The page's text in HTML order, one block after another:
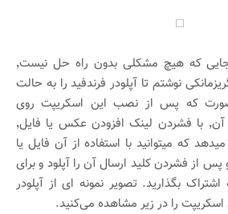
که هیچ مشکلی بدون راه حل نیست٬
نوشتم تا آپلودر فرندفید را به حالت
صورت که پس از نصب این اسکریپت روی
گریزمانکی و فعال کردن آن٬ با فشردن لینک افزودن عکس یا فایل٬
که میتوانید با استفاده از آن فایل یا
پس از فشردن کلید ارسال آن را آپلود و برای
اشتراک بگذارید. تصویر نمونه ای از آپلودر
را در زیر مشاهده می‌کنید.